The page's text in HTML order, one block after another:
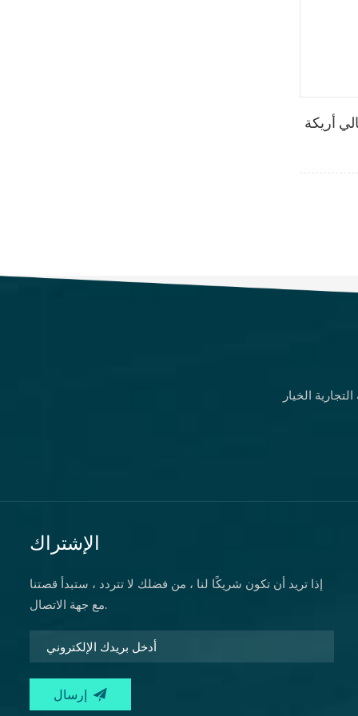
أريكة
الخيار
الإشتراك
إذا تريد أن تكون شريكًا لنا ، من فضلك لا تتردد ، ستبدأ قصتنا
مع جهة الاتصال.